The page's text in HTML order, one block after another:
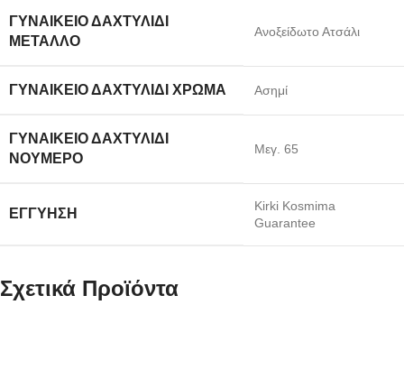
ΓΥΝΑΙΚΕΊΟ ΔΑΧΤΥΛΊΔΙ
ΜΈΤΑΛΛΟ
Ανοξείδωτο Ατσάλι
ΓΥΝΑΙΚΕΊΟ ΔΑΧΤΥΛΊΔΙ ΧΡΏΜΑ Ασημί
ΓΥΝΑΙΚΕΊΟ ΔΑΧΤΥΛΊΔΙ
ΝΟΎΜΕΡΟ
Μεγ. 65
ΕΓΓΎΗΣΗ
Kirki Kosmima
Guarantee
Σχετικά Προϊόντα